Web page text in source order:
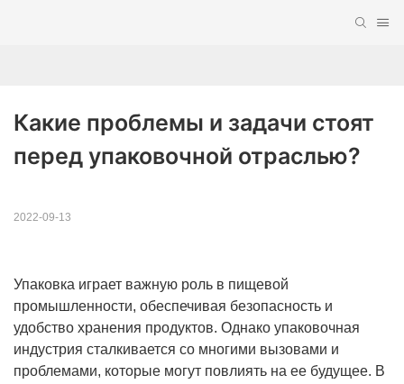
Какие проблемы и задачи стоят
перед упаковочной отраслью?
2022-09-13
Упаковка играет важную роль в пищевой
промышленности, обеспечивая безопасность и
удобство хранения продуктов. Однако упаковочная
индустрия сталкивается со многими вызовами и
проблемами, которые могут повлиять на ее будущее. В